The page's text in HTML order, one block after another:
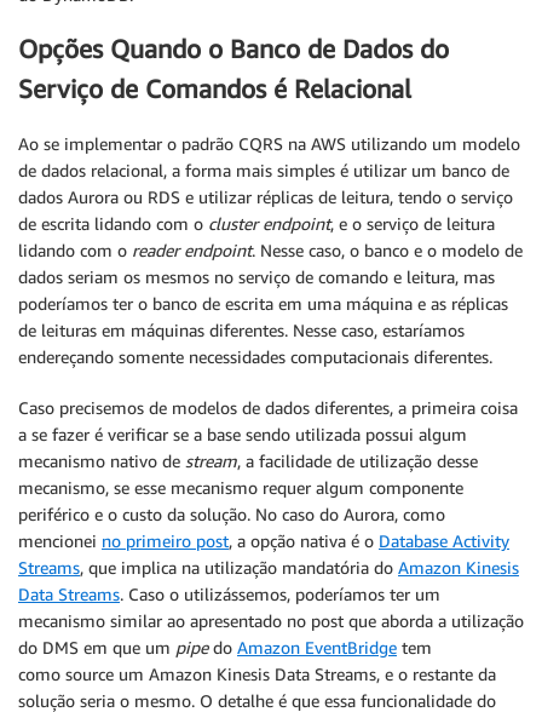
Opções Quando o Banco de Dados do
Serviço de Comandos é Relacional
Ao se implementar o padrão CQRS na AWS utilizando um modelo
de dados relacional, a forma mais simples é utilizar um banco de
dados Aurora ou RDS e utilizar réplicas de leitura, tendo o serviço
de escrita lidando com o cluster endpoint, e o serviço de leitura
lidando com o reader endpoint. Nesse caso, o banco e o modelo de
dados seriam os mesmos no serviço de comando e leitura, mas
poderíamos ter o banco de escrita em uma máquina e as réplicas
de leituras em máquinas diferentes. Nesse caso, estaríamos
endereçando somente necessidades computacionais diferentes.
Caso precisemos de modelos de dados diferentes, a primeira coisa
a se fazer é verificar se a base sendo utilizada possui algum
mecanismo nativo de stream, a facilidade de utilização desse
mecanismo, se esse mecanismo requer algum componente
periférico e o custo da solução. No caso do Aurora, como
mencionei no primeiro post, a opção nativa é o Database Activity
Streams, que implica na utilização mandatória do Amazon Kinesis
Data Streams. Caso o utilizássemos, poderíamos ter um
mecanismo similar ao apresentado no post que aborda a utilização
do DMS em que um pipedo Amazon EventBridge tem
como source um Amazon Kinesis Data Streams, e o restante da
solução seria o mesmo. O detalhe é que essa funcionalidade do